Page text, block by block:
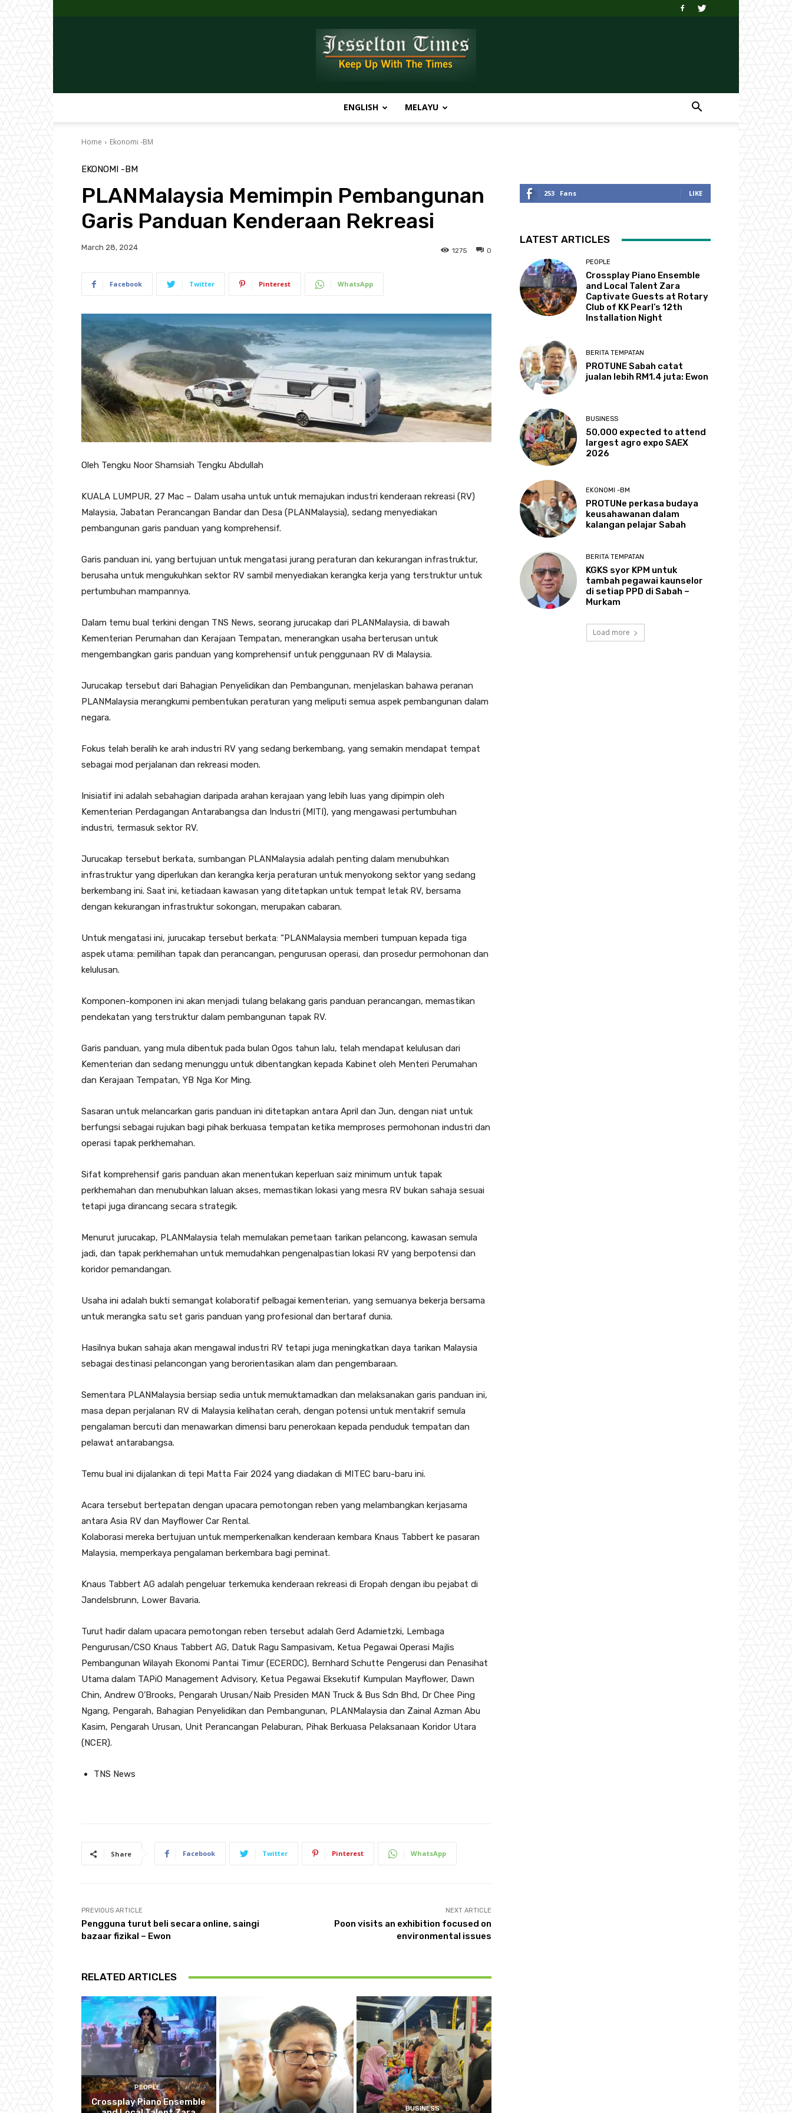
Times
ENGLISH MELAYU
Home Ekonomi -BM
EKONOMI -BM
PLANMalaysia Memimpin Pembangunan
Garis Panduan Kenderaan Rekreasi
March 28, 2024 0
1275
Facebook Twitter Pinterest WhatsApp
Oleh Tengku Noor Shamsiah Tengku Abdullah
KUALA LUMPUR, 27 Mac – Dalam usaha untuk untuk memajukan industri kenderaan rekreasi (RV)
Malaysia, Jabatan Perancangan Bandar dan Desa (PLANMalaysia), sedang menyediakan
pembangunan garis panduan yang komprehensif.
Garis panduan ini, yang bertujuan untuk mengatasi jurang peraturan dan kekurangan infrastruktur,
berusaha untuk mengukuhkan sektor RV sambil menyediakan kerangka kerja yang terstruktur untuk
pertumbuhan mampannya.
Dalam temu bual terkini dengan TNS News, seorang jurucakap dari PLANMalaysia, di bawah
Kementerian Perumahan dan Kerajaan Tempatan, menerangkan usaha berterusan untuk
mengembangkan garis panduan yang komprehensif untuk penggunaan RV di Malaysia.
Jurucakap tersebut dari Bahagian Penyelidikan dan Pembangunan, menjelaskan bahawa peranan
PLANMalaysia merangkumi pembentukan peraturan yang meliputi semua aspek pembangunan dalam
negara.
Fokus telah beralih ke arah industri RV yang sedang berkembang, yang semakin mendapat tempat
sebagai mod perjalanan dan rekreasi moden.
Inisiatif ini adalah sebahagian daripada arahan kerajaan yang lebih luas yang dipimpin oleh
Kementerian Perdagangan Antarabangsa dan Industri (MITI), yang mengawasi pertumbuhan
industri, termasuk sektor RV.
Jurucakap tersebut berkata, sumbangan PLANMalaysia adalah penting dalam menubuhkan
infrastruktur yang diperlukan dan kerangka kerja peraturan untuk menyokong sektor yang sedang
berkembang ini. Saat ini, ketiadaan kawasan yang ditetapkan untuk tempat letak RV, bersama
dengan kekurangan infrastruktur sokongan, merupakan cabaran.
Untuk mengatasi ini, jurucakap tersebut berkata: “PLANMalaysia memberi tumpuan kepada tiga
aspek utama: pemilihan tapak dan perancangan, pengurusan operasi, dan prosedur permohonan dan
kelulusan.
Komponen-komponen ini akan menjadi tulang belakang garis panduan perancangan, memastikan
pendekatan yang terstruktur dalam pembangunan tapak RV.
Garis panduan, yang mula dibentuk pada bulan Ogos tahun lalu, telah mendapat kelulusan dari
Kementerian dan sedang menunggu untuk dibentangkan kepada Kabinet oleh Menteri Perumahan
dan Kerajaan Tempatan, YB Nga Kor Ming.
Sasaran untuk melancarkan garis panduan ini ditetapkan antara April dan Jun, dengan niat untuk
berfungsi sebagai rujukan bagi pihak berkuasa tempatan ketika memproses permohonan industri dan
operasi tapak perkhemahan.
Sifat komprehensif garis panduan akan menentukan keperluan saiz minimum untuk tapak
perkhemahan dan menubuhkan laluan akses, memastikan lokasi yang mesra RV bukan sahaja sesuai
tetapi juga dirancang secara strategik.
Menurut jurucakap, PLANMalaysia telah memulakan pemetaan tarikan pelancong, kawasan semula
jadi, dan tapak perkhemahan untuk memudahkan pengenalpastian lokasi RV yang berpotensi dan
koridor pemandangan.
Usaha ini adalah bukti semangat kolaboratif pelbagai kementerian, yang semuanya bekerja bersama
untuk merangka satu set garis panduan yang profesional dan bertaraf dunia.
Hasilnya bukan sahaja akan mengawal industri RV tetapi juga meningkatkan daya tarikan Malaysia
sebagai destinasi pelancongan yang berorientasikan alam dan pengembaraan.
Sementara PLANMalaysia bersiap sedia untuk memuktamadkan dan melaksanakan garis panduan ini,
masa depan perjalanan RV di Malaysia kelihatan cerah, dengan potensi untuk mentakrif semula
pengalaman bercuti dan menawarkan dimensi baru penerokaan kepada penduduk tempatan dan
pelawat antarabangsa.
Temu bual ini dijalankan di tepi Matta Fair 2024 yang diadakan di MITEC baru-baru ini.
Acara tersebut bertepatan dengan upacara pemotongan reben yang melambangkan kerjasama
antara Asia RV dan Mayflower Car Rental.
Kolaborasi mereka bertujuan untuk memperkenalkan kenderaan kembara Knaus Tabbert ke pasaran
Malaysia, memperkaya pengalaman berkembara bagi peminat.
Knaus Tabbert AG adalah pengeluar terkemuka kenderaan rekreasi di Eropah dengan ibu pejabat di
Jandelsbrunn, Lower Bavaria.
Turut hadir dalam upacara pemotongan reben tersebut adalah Gerd Adamietzki, Lembaga
Pengurusan/CSO Knaus Tabbert AG, Datuk Ragu Sampasivam, Ketua Pegawai Operasi Majlis
Pembangunan Wilayah Ekonomi Pantai Timur (ECERDC), Bernhard Schutte Pengerusi dan Penasihat
Utama dalam TAPiO Management Advisory, Ketua Pegawai Eksekutif Kumpulan Mayflower, Dawn
Chin, Andrew O’Brooks, Pengarah Urusan/Naib Presiden MAN Truck & Bus Sdn Bhd, Dr Chee Ping
Ngang, Pengarah, Bahagian Penyelidikan dan Pembangunan, PLANMalaysia dan Zainal Azman Abu
Kasim, Pengarah Urusan, Unit Perancangan Pelaburan, Pihak Berkuasa Pelaksanaan Koridor Utara
(NCER).
TNS News
Share Facebook Twitter Pinterest WhatsApp
PREVIOUS ARTICLE
Pengguna turut beli secara online, saingi
bazaar fizikal – Ewon
NEXT ARTICLE
Poon visits an exhibition focused on
environmental issues
RELATED ARTICLES
PEOPLE
Crossplay Piano Ensemble
BUSINESS
253 Fans LIKE
LATEST ARTICLES
PEOPLE
Crossplay Piano Ensemble
and Local Talent Zara
Captivate Guests at Rotary
Club of KK Pearl’s 12th
Installation Night
BERITA TEMPATAN
PROTUNE Sabah catat
jualan lebih RM1.4 juta: Ewon
BUSINESS
50,000 expected to attend
largest agro expo SAEX
2026
EKONOMI -BM
PROTUNe perkasa budaya
keusahawanan dalam
kalangan pelajar Sabah
BERITA TEMPATAN
KGKS syor KPM untuk
tambah pegawai kaunselor
di setiap PPD di Sabah –
Murkam
Load more